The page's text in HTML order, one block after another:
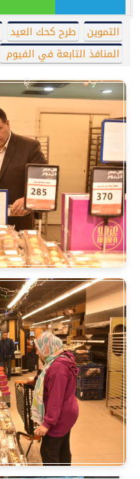
التموين طرح كحك العيد
المنافذ التابعة في الفيوم